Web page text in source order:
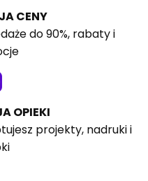
CENY
do 90%, rabaty i
OPIEKI
projekty, nadruki i